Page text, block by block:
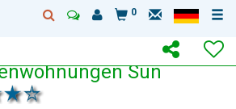
0
Sun